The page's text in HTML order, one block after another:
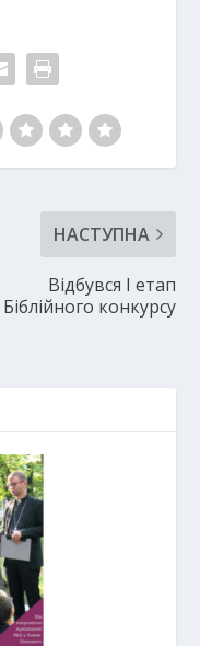
НАСТУПНА
Відбувся І етап
Біблійного конкурсу